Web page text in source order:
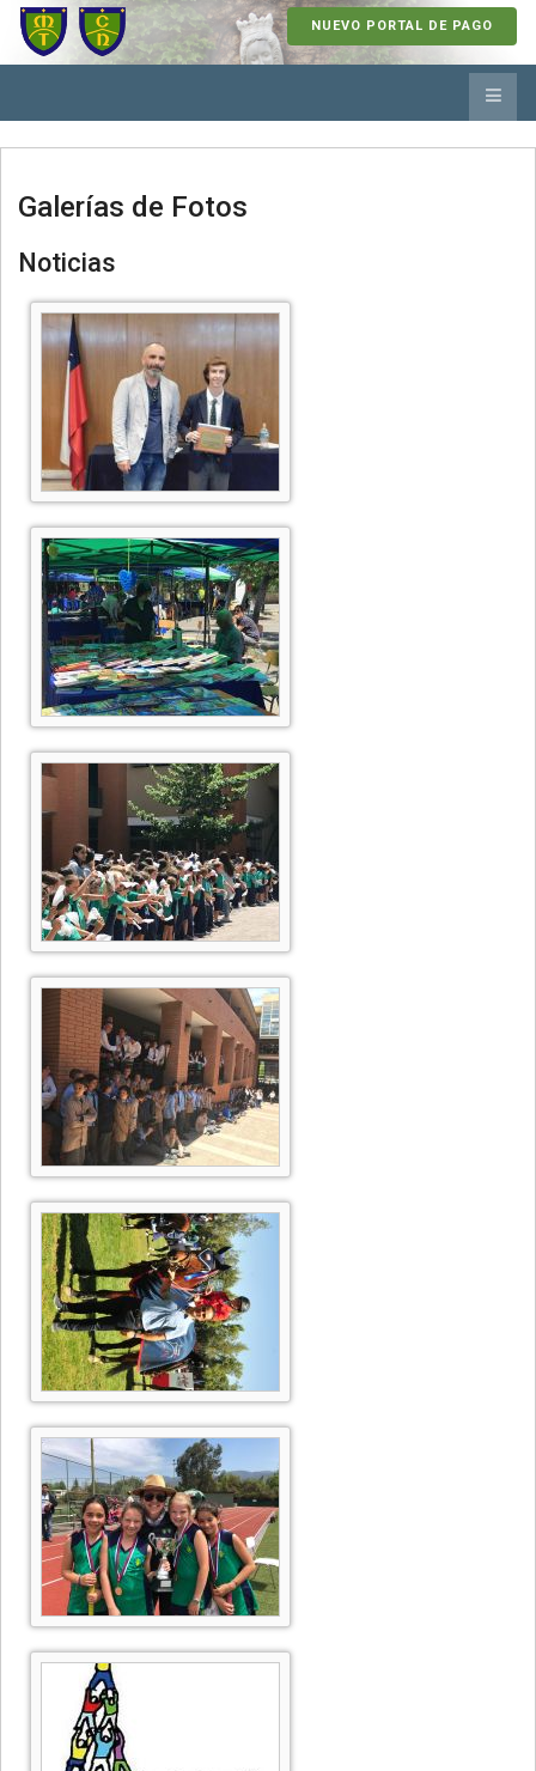
NUEVO PORTAL DE PAGO
Galerías de Fotos
Noticias